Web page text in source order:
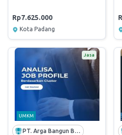
Rp7.625.000
Kota Padang
Jasa
UMKM
PT. Arga Bangun Bangsa